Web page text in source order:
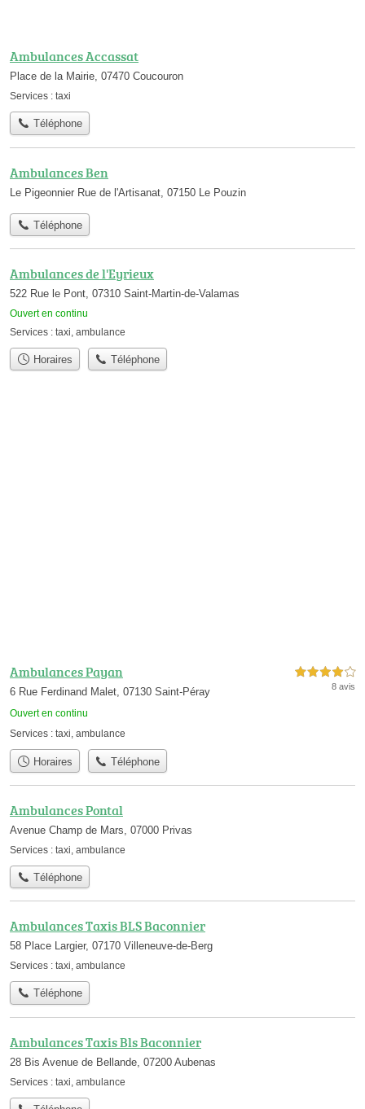
Ambulances Accassat
Place de la Mairie, 07470 Coucouron
Services : taxi
Téléphone
Ambulances Ben
Le Pigeonnier Rue de l'Artisanat, 07150 Le Pouzin
Téléphone
Ambulances de l'Eyrieux
522 Rue le Pont, 07310 Saint-Martin-de-Valamas
Ouvert en continu
Services : taxi, ambulance
Horaires Téléphone
Ambulances Payan
6 Rue Ferdinand Malet, 07130 Saint-Péray
Ouvert en continu
4,0 étoiles sur 5
8 avis
Services : taxi, ambulance
Horaires Téléphone
Ambulances Pontal
Avenue Champ de Mars, 07000 Privas
Services : taxi ambulance
Téléphone
Ambulances Taxis BLS Baconnier
58 Place Largier, 07170 Villeneuve-de-Berg
Services : taxi, ambulance
Téléphone
Ambulances Taxis Bls Baconnier
28 Bis Avenue de Bellande, 07200 Aubenas
Services : taxi ambulance